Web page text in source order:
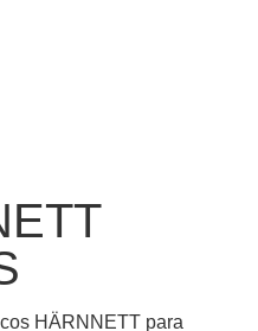
HÄRNNETT para